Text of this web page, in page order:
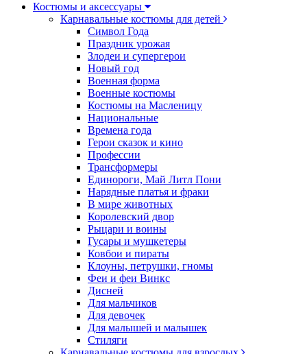
Костюмы и аксессуары
Карнавальные костюмы для детей
Символ Года
Праздник урожая
Злодеи и супергерои
Новый год
Военная форма
Военные костюмы
Костюмы на Масленицу
Национальные
Времена года
Герои сказок и кино
Профессии
Трансформеры
Единороги, Май Литл Пони
Нарядные платья и фраки
В мире животных
Королевский двор
Рыцари и воины
Гусары и мушкетеры
Ковбои и пираты
Клоуны, петрушки, гномы
Феи и феи Винкс
Дисней
Для мальчиков
Для девочек
Для малышей и малышек
Стиляги